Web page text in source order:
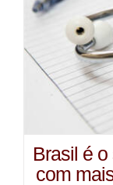
Brasil é
com